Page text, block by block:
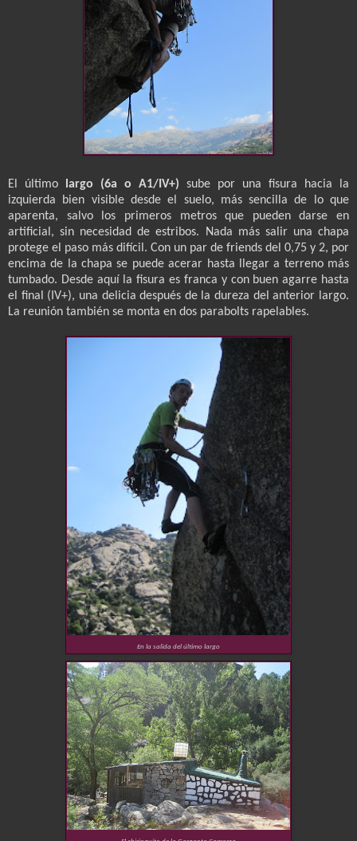
El último largo (6a o A1/IV+) sube por una fisura hacia la
izquierda bien visible desde el suelo, más sencilla de lo que
aparenta, salvo los primeros metros que pueden darse en
artificial, sin necesidad de estribos. Nada más salir una chapa
protege el paso más difícil. Con un par de friends del 0,75 y 2, por
encima de la chapa se puede acerar hasta llegar a terreno más
tumbado. Desde aquí la fisura es franca y con buen agarre hasta
el final (IV+), una delicia después de la dureza del anterior largo.
La reunión también se monta en dos parabolts rapelables.
En la salida del último largo